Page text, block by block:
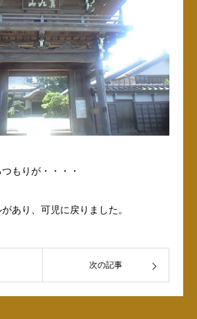
もりが・・・・
あり、可児に戻りました。
次の記事